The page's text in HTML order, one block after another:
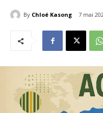
By Chloé Kasong 7 mai